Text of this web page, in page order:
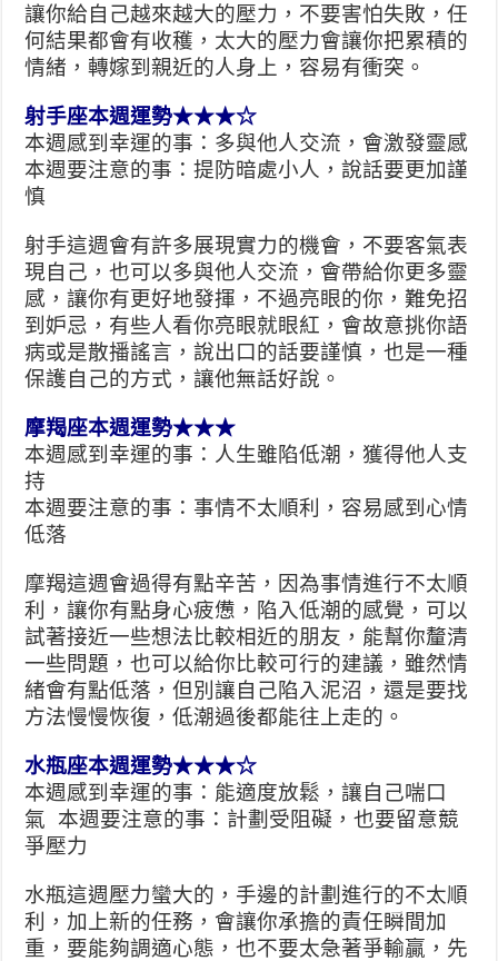
讓你給自己越來越大的壓力，不要害怕失敗，任
何結果都會有收穫，太大的壓力會讓你把累積的
情緒，轉嫁到親近的人身上，容易有衝突。
射手座本週運勢★★★☆
本週感到幸運的事：多與他人交流，會激發靈感
本週要注意的事：提防暗處小人，說話要更加謹
慎
射手這週會有許多展現實力的機會，不要客氣表
現自己，也可以多與他人交流，會帶給你更多靈
感，讓你有更好地發揮，不過亮眼的你，難免招
到妒忌，有些人看你亮眼就眼紅，會故意挑你語
病或是散播謠言，說出口的話要謹慎，也是一種
保護自己的方式，讓他無話好說。
摩羯座本週運勢★★★
本週感到幸運的事：人生雖陷低潮，獲得他人支
持
本週要注意的事：事情不太順利，容易感到心情
低落
摩羯這週會過得有點辛苦，因為事情進行不太順
利，讓你有點身心疲憊，陷入低潮的感覺，可以
試著接近一些想法比較相近的朋友，能幫你釐清
一些問題，也可以給你比較可行的建議，雖然情
緒會有點低落，但別讓自己陷入泥沼，還是要找
方法慢慢恢復，低潮過後都能往上走的。
水瓶座本週運勢★★★☆
本週感到幸運的事：能適度放鬆，讓自己喘口
氣 本週要注意的事：計劃受阻礙，也要留意競
爭壓力
水瓶這週壓力蠻大的，手邊的計劃進行的不太順
利，加上新的任務，會讓你承擔的責任瞬間加
重，要能夠調適心態，也不要太急著爭輸贏，先